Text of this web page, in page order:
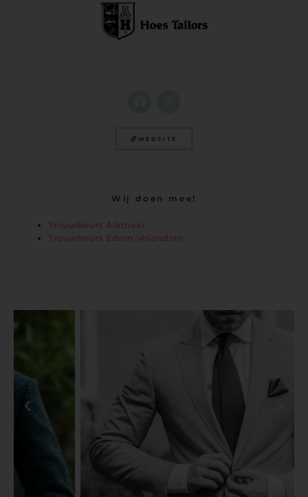
WEBSITE
Wij doen mee!
Trouwbeurs Alkmaar
Trouwbeurs Edam-Volendam